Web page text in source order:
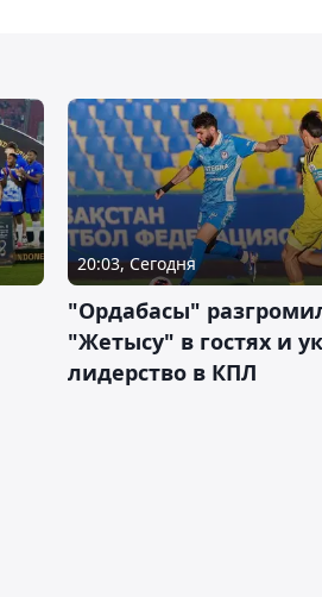
20:03, Сегодня
"Ордабасы"
"Жетысу" в гостях и
лидерство в КПЛ